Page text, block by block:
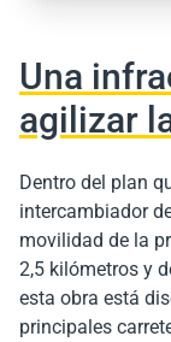
Una
agilizar
Dentro del plan
intercambiador
movilidad de la
2,5 kilómetros y
esta obra está
principales